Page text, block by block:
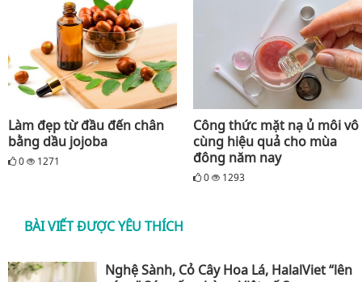
Làm đẹp từ đầu đến chân
bằng dầu jojoba
0 1271
Công thức mặt nạ ủ môi vô
cùng hiệu quả cho mùa
đông năm nay
0 1293
BÀI VIẾT ĐƯỢC YÊU THÍCH
Nghệ Sành, Cỏ Cây Hoa Lá, HalalViet “lên